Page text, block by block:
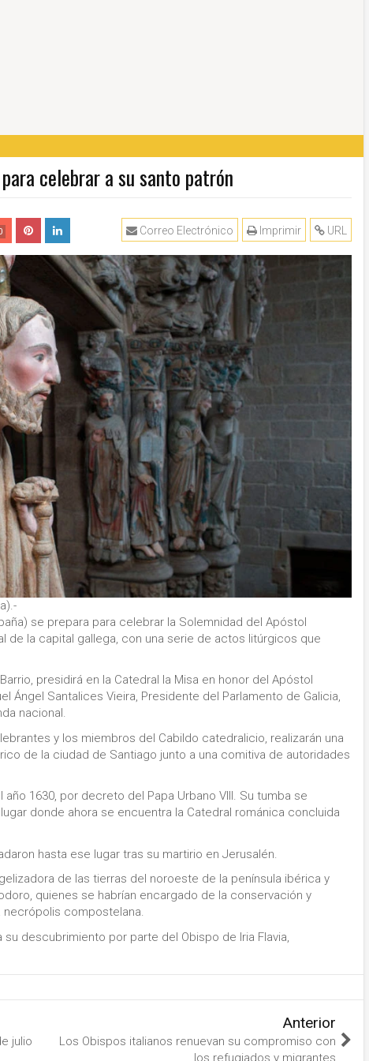
celebrar a su santo patrón
URL
Imprimir
Correo Electrónico
se prepara para celebrar la Solemnidad del Apóstol
de la capital gallega, con una serie de actos litúrgicos que
presidirá en la Catedral la Misa en honor del Apóstol
Ángel Santalices Vieira, Presidente del Parlamento de Galicia,
nacional.
y los miembros del Cabildo catedralicio, realizarán una
de la ciudad de Santiago junto a una comitiva de autoridades
1630, por decreto del Papa Urbano VIII. Su tumba se
donde ahora se encuentra la Catedral románica concluida
hasta ese lugar tras su martirio en Jerusalén.
de las tierras del noroeste de la península ibérica y
quienes se habrían encargado de la conservación y
necrópolis compostelana.
descubrimiento por parte del Obispo de Iria Flavia,
julio
Anterior
Los Obispos italianos renuevan su compromiso con
los refugiados y migrantes